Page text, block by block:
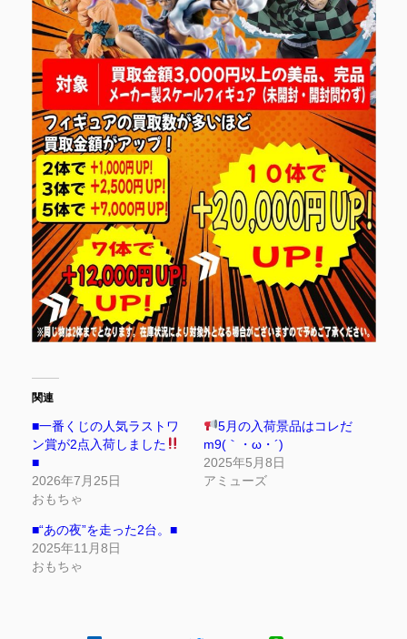
関連
■一番くじの人気ラストワ
ン賞が2点入荷しました
■
2026年7月25日
おもちゃ
5月の入荷景品はコレだ
m9(｀・ω・´)
2025年5月8日
アミューズ
■“あの夜”を走った2台。■
2025年11月8日
おもちゃ